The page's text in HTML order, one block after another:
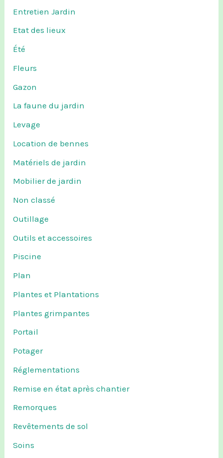
Entretien Jardin
Etat des lieux
Été
Fleurs
Gazon
La faune du jardin
Levage
Location de bennes
Matériels de jardin
Mobilier de jardin
Non classé
Outillage
Outils et accessoires
Piscine
Plan
Plantes et Plantations
Plantes grimpantes
Portail
Potager
Réglementations
Remise en état après chantier
Remorques
Revêtements de sol
Soins